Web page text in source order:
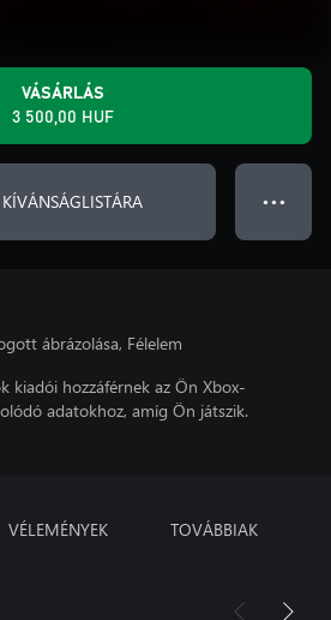
VÁSÁRLÁS
3 500,00 HUF
● ● ●
ábrázolása, Félelem
kiadói hozzáférnek az Ön Xbox-
adatokhoz, amíg Ön játszik.
VÉLEMÉNYEK TOVÁBBIAK